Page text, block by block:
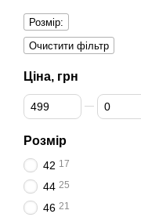
Розмір:
Очистити фільтр
Ціна, грн
Від Ціна, грн
До Ціна, грн
Розмір
42 17
44 25
46 21